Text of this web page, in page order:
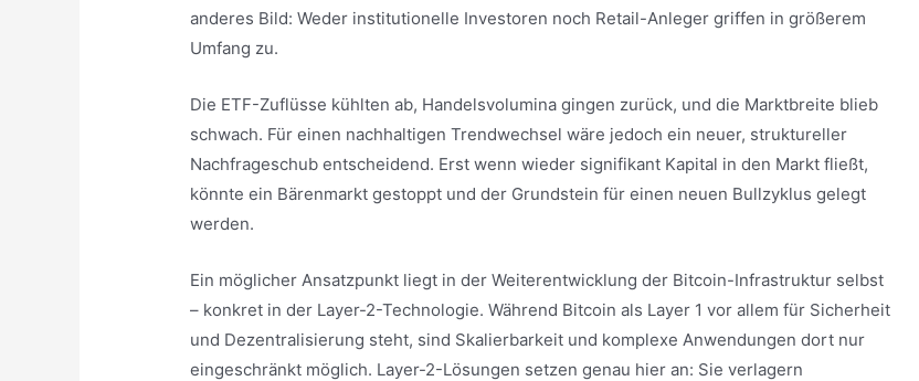
anderes Bild: Weder institutionelle Investoren noch Retail-Anleger griffen in größerem
Umfang zu.
Die ETF-Zuflüsse kühlten ab, Handelsvolumina gingen zurück, und die Marktbreite blieb
schwach. Für einen nachhaltigen Trendwechsel wäre jedoch ein neuer, struktureller
Nachfrageschub entscheidend. Erst wenn wieder signifikant Kapital in den Markt fließt,
könnte ein Bärenmarkt gestoppt und der Grundstein für einen neuen Bullzyklus gelegt
werden.
Ein möglicher Ansatzpunkt liegt in der Weiterentwicklung der Bitcoin-Infrastruktur selbst
– konkret in der Layer-2-Technologie. Während Bitcoin als Layer 1 vor allem für Sicherheit
und Dezentralisierung steht, sind Skalierbarkeit und komplexe Anwendungen dort nur
eingeschränkt möglich. Layer-2-Lösungen setzen genau hier an: Sie verlagern